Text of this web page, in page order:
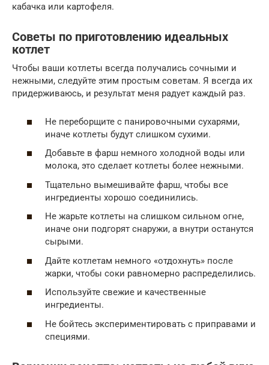
кабачка или картофеля.
Советы по приготовлению идеальных
котлет
Чтобы ваши котлеты всегда получались сочными и
нежными, следуйте этим простым советам. Я всегда их
придерживаюсь, и результат меня радует каждый раз.
Не переборщите с панировочными сухарями,
иначе котлеты будут слишком сухими.
Добавьте в фарш немного холодной воды или
молока, это сделает котлеты более нежными.
Тщательно вымешивайте фарш, чтобы все
ингредиенты хорошо соединились.
Не жарьте котлеты на слишком сильном огне,
иначе они подгорят снаружи, а внутри останутся
сырыми.
Дайте котлетам немного «отдохнуть» после
жарки, чтобы соки равномерно распределились.
Используйте свежие и качественные
ингредиенты.
Не бойтесь экспериментировать с приправами и
специями.